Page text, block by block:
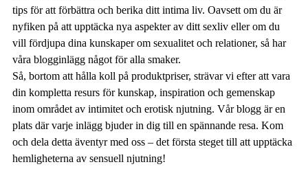
tips för att förbättra och berika ditt intima liv. Oavsett om du är
nyfiken på att upptäcka nya aspekter av ditt sexliv eller om du
vill fördjupa dina kunskaper om sexualitet och relationer, så har
våra blogginlägg något för alla smaker.
Så, bortom att hålla koll på produktpriser, strävar vi efter att vara
din kompletta resurs för kunskap, inspiration och gemenskap
inom området av intimitet och erotisk njutning. Vår blogg är en
plats där varje inlägg bjuder in dig till en spännande resa. Kom
och dela detta äventyr med oss – det första steget till att upptäcka
hemligheterna av sensuell njutning!